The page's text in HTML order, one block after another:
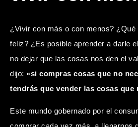
¿Vivir con más o con menos? ¿ Qué
feliz? ¿Es posible aprender a darle
no dejar que las cosas nos den el
dijo: «si compras cosas que no
tendrás que vender las cosas que
Este mundo gobernado por el